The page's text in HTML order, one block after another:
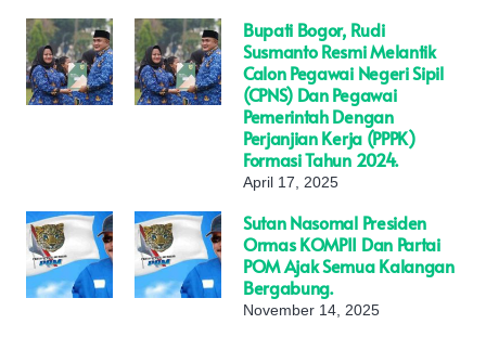
Bupati Bogor, Rudi
Susmanto Resmi Melantik
Calon Pegawai Negeri Sipil
(CPNS) Dan Pegawai
Pemerintah Dengan
Perjanjian Kerja (PPPK)
Formasi Tahun 2024.
April 17, 2025
Sutan Nasomal Presiden
Ormas KOMPII Dan Partai
POM Ajak Semua Kalangan
Bergabung.
November 14, 2025